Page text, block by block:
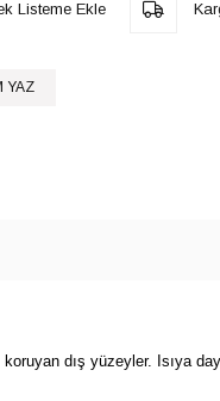
Listeme Ekle
YAZ
dış yüzeyler. Isıya